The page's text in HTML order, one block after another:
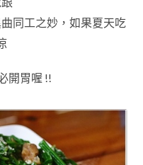
同工之妙 ， 如果夏天吃
開胃喔 !!